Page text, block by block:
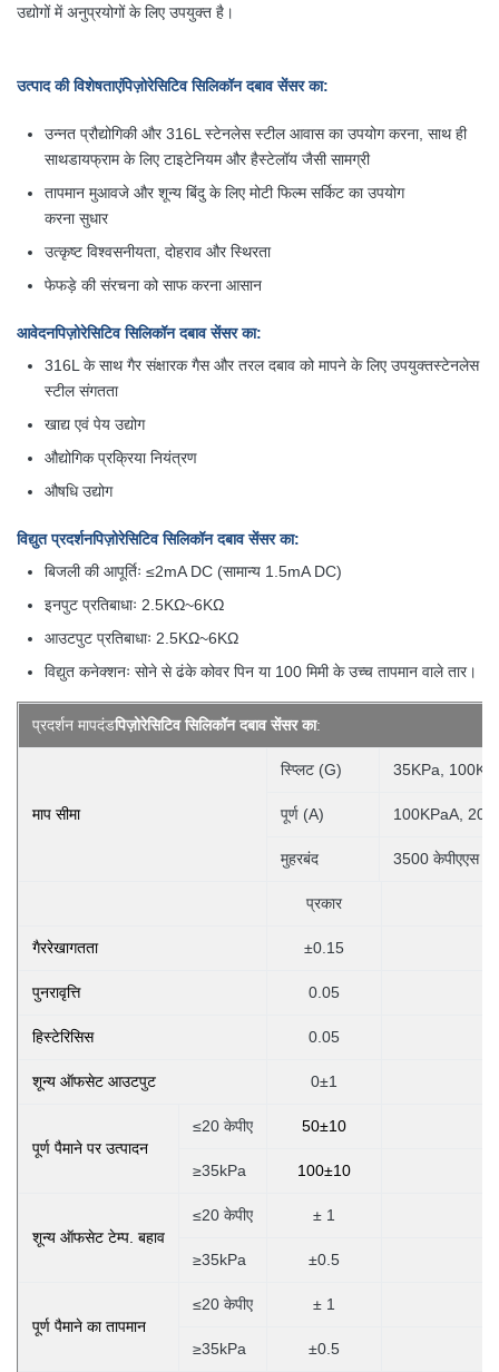
उद्योगों में अनुप्रयोगों के लिए उपयुक्त है।
उत्पाद की विशेषताएंपिज़ोरेसिटिव सिलिकॉन दबाव सेंसर का:
उन्नत प्रौद्योगिकी और 316L स्टेनलेस स्टील आवास का उपयोग करना, साथ ही
साथडायफ्राम के लिए टाइटेनियम और हैस्टेलॉय जैसी सामग्री
तापमान मुआवजे और शून्य बिंदु के लिए मोटी फिल्म सर्किट का उपयोग
करना सुधार
उत्कृष्ट विश्वसनीयता, दोहराव और स्थिरता
फेफड़े की संरचना को साफ करना आसान
आवेदनपिज़ोरेसिटिव सिलिकॉन दबाव सेंसर का:
316L के साथ गैर संक्षारक गैस और तरल दबाव को मापने के लिए उपयुक्तस्टेनलेस
स्टील संगतता
खाद्य एवं पेय उद्योग
औद्योगिक प्रक्रिया नियंत्रण
औषधि उद्योग
विद्युत प्रदर्शनपिज़ोरेसिटिव सिलिकॉन दबाव सेंसर का:
बिजली की आपूर्तिः ≤2mA DC (सामान्य 1.5mA DC)
इनपुट प्रतिबाधाः 2.5KΩ~6KΩ
आउटपुट प्रतिबाधाः 2.5KΩ~6KΩ
विद्युत कनेक्शनः सोने से ढंके कोवर पिन या 100 मिमी के उच्च तापमान वाले तार।
प्रदर्शन मापदंडपिज़ोरेसिटिव सिलिकॉन दबाव सेंसर का:
माप सीमा
स्प्लिट (G) 35KPa,
पूर्ण (A) 100KPaA,
मुहरबंद 3500 केपीएएस
प्रकार
गैररेखागतता ±0.15
पुनरावृत्ति 0.05
हिस्टेरिसिस 0.05
शून्य ऑफसेट आउटपुट 0±1
पूर्ण पैमाने पर उत्पादन
≤20 केपीए 50±10
≥35kPa 100±10
शून्य ऑफसेट टेम्प. बहाव
≤20 केपीए ± 1
≥35kPa ±0.5
पूर्ण पैमाने का तापमान
≤20 केपीए ± 1
≥35kPa ±0.5